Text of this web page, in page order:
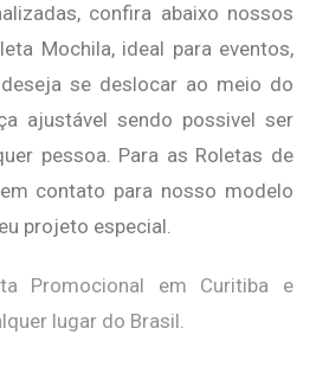
confira abaixo nossos
Mochila, ideal para eventos,
se deslocar ao meio do
ajustável sendo possivel ser
pessoa. Para as Roletas de
contato para nosso modelo
projeto especial.
Promocional em Curitiba e
lugar do Brasil.